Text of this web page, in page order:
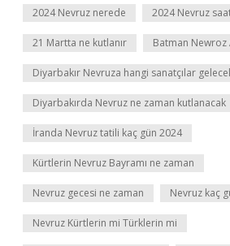
2024 Nevruz nerede 2024 Nevruz
21 Martta ne kutlanır Batman Newroz
Diyarbakır Nevruza hangi sanatçılar
Diyarbakırda Nevruz ne zaman kutlanacak
İranda Nevruz tatili kaç gün 2024
Kürtlerin Nevruz Bayramı ne zaman
Nevruz gecesi ne zaman Nevruz kaç
Nevruz Kürtlerin mi Türklerin mi